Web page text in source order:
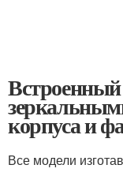
корпуса и
Все модели